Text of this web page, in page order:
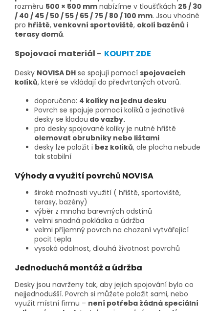
rozměru 500 × 500 mm nabízíme v tloušťkách 25 / 30
/ 40 / 45 / 50 / 55 / 65 / 75 / 80 / 100 mm. Jsou vhodné
pro hřiště, venkovní sportoviště, okolí bazénů i
terasy domů.
Spojovací materiál - KOUPIT ZDE
Desky NOVISA DH se spojují pomocí spojovacích
kolíků, které se vkládají do předvrtaných otvorů.
doporučeno: 4 kolíky na jednu desku
Povrch se spojuje pomocí kolíků a jednotlivé
desky se kladou do vazby.
pro desky spojované kolíky je nutné hřiště
olemovat obrubníky nebo lištami
desky lze položit i bez kolíků, ale plocha nebude
tak stabilní
Výhody a využití povrchů NOVISA
široké možnosti využití ( hřiště, sportoviště,
terasy, bazény)
výběr z mnoha barevných odstínů
velmi snadná pokládka a údržba
velmi příjemný povrch na chození vytvářející
pocit tepla
vysoká odolnost, dlouhá životnost povrchů
Jednoduchá montáž a údržba
Desky jsou navrženy tak, aby jejich spojování bylo co
nejjednodušší. Povrch si můžete položit sami, nebo
využít místní firmu – není potřeba žádná speciální